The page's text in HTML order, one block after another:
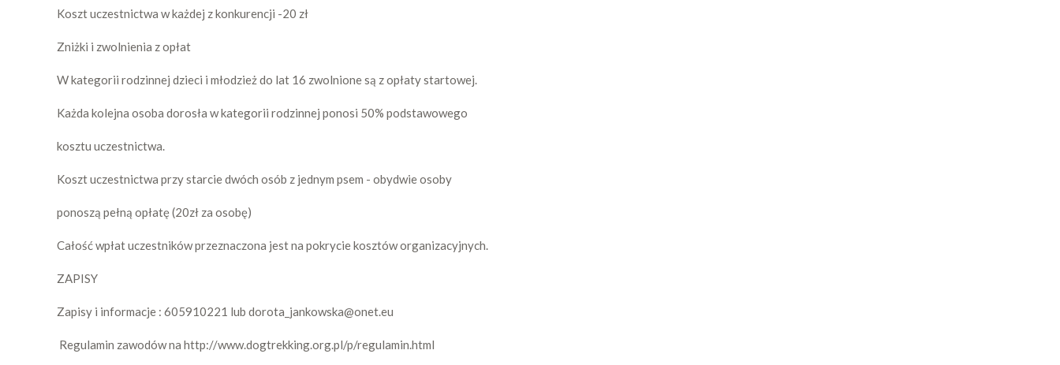
Koszt uczestnictwa w każdej z konkurencji -20 zł
Zniżki i zwolnienia z opłat
W kategorii rodzinnej dzieci i młodzież do lat 16 zwolnione są z opłaty startowej.
Każda kolejna osoba dorosła w kategorii rodzinnej ponosi 50% podstawowego
kosztu uczestnictwa.
Koszt uczestnictwa przy starcie dwóch osób z jednym psem - obydwie osoby
ponoszą pełną opłatę (20zł za osobę)
Całość wpłat uczestników przeznaczona jest na pokrycie kosztów organizacyjnych.
ZAPISY
Zapisy i informacje : 605910221 lub dorota_jankowska@onet.eu
Regulamin zawodów na http://www.dogtrekking.org.pl/p/regulamin.html